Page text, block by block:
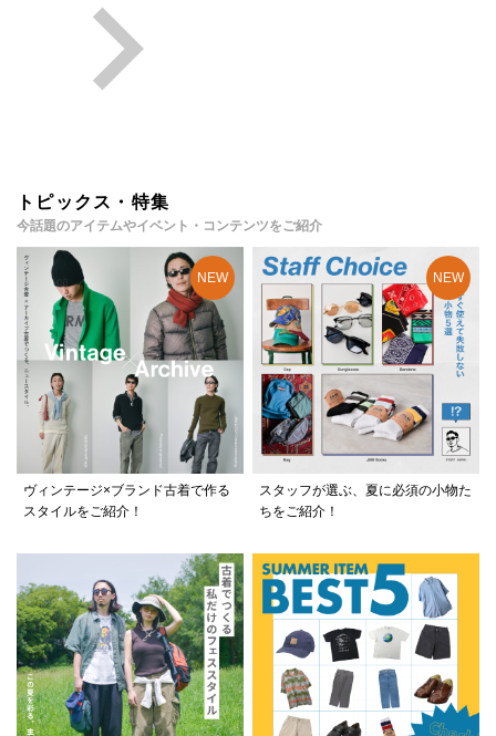
トピックス・特集
今話題のアイテムやイベント・コンテンツをご紹介
ヴィンテージ×ブランド古着で作る
スタイルをご紹介！
スタッフが選ぶ、夏に必須の小物た
ちをご紹介！